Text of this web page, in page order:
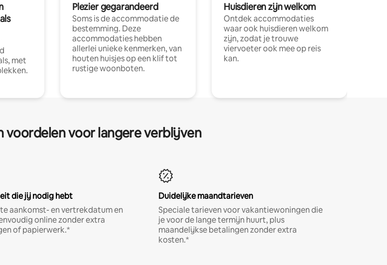
met
Plezier gegarandeerd
Soms is de accommodatie de
bestemming. Deze
accommodaties hebben
allerlei unieke kenmerken, van
houten huisjes op een klif tot
rustige woonboten.
Huisdieren zijn welkom
Ontdek accommodaties
waar ook huisdieren welkom
zijn, zodat je trouwe
viervoeter ook mee op reis
kan.
voordelen voor langere verblijven
die jij nodig hebt
aankomst- en vertrekdatum en
online zonder extra
of papierwerk.*
Duidelijke maandtarieven
Speciale tarieven voor vakantiewoningen die
je voor de lange termijn huurt, plus
maandelijkse betalingen zonder extra
kosten.*